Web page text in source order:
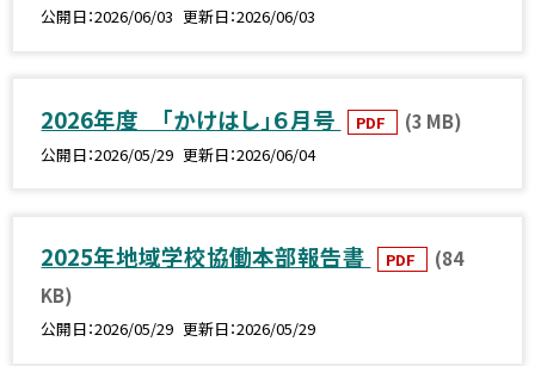
公開日 2026/06/03 更新日 2026/06/03
2026年度 「かけはし」６月号 PDF (3 MB)
公開日 2026/05/29 更新日 2026/06/04
2025年地域学校協働本部報告書 PDF
(84
KB)
公開日 2026/05/29 更新日 2026/05/29